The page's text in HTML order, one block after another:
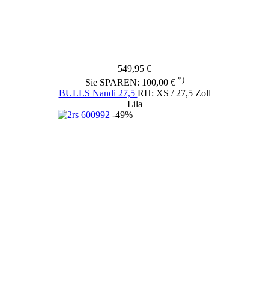
549,95 €
Sie SPAREN: 100,00 € *)
BULLS Nandi 27,5 RH: XS / 27,5 Zoll
Lila
-49%